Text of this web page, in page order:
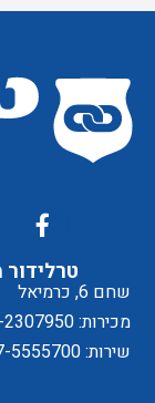
לטרלידור
שחם 6, כרמיאל
מכירות: 077-2307950
שירות: 077-5555700